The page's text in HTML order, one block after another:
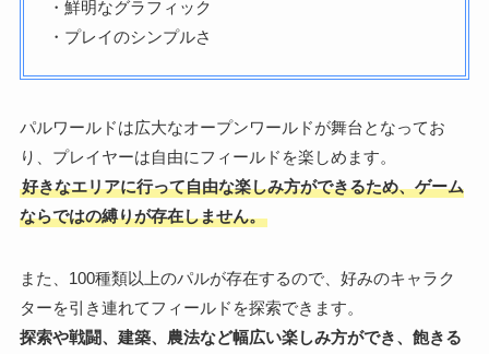
・鮮明なグラフィック
・プレイのシンプルさ
パルワールドは広大なオープンワールドが舞台となってお
り、プレイヤーは自由にフィールドを楽しめます。
好きなエリアに行って自由な楽しみ方ができるため、ゲーム
ならではの縛りが存在しません。
また、100種類以上のパルが存在するので、好みのキャラク
ターを引き連れてフィールドを探索できます。
探索や戦闘、建築、農法など幅広い楽しみ方ができ、飽きる